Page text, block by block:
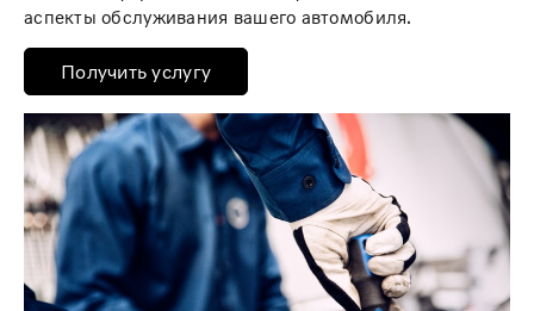
аспекты обслуживания вашего автомобиля.
Получить услугу